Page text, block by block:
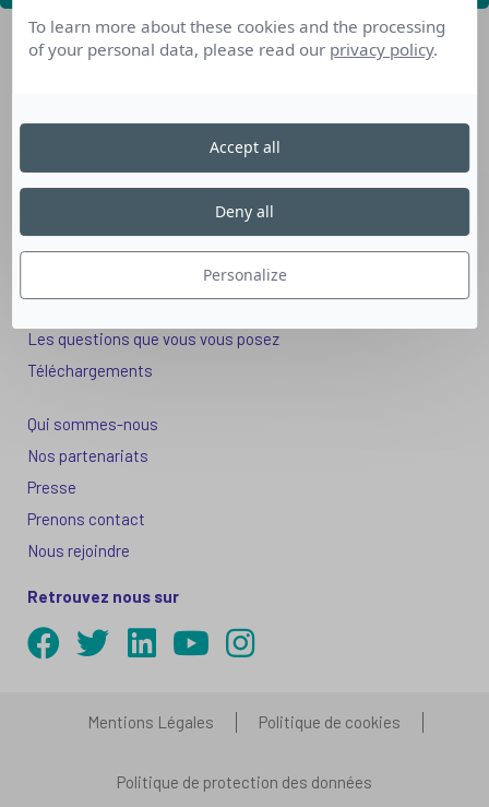
Nos solutions aux entreprises
Les questions que vous vous posez
Téléchargements
Qui sommes-nous
Nos partenariats
Presse
Prenons contact
Nous rejoindre
Retrouvez nous sur
Mentions Légales Politique de cookies
Politique de protection des données
To learn more about these cookies and the processing
of your personal data, please read our privacy policy.
Personalize
Deny all
Accept all